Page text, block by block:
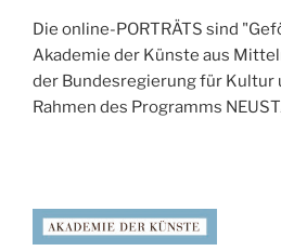
Die online-PORTRÄTS sind
Akademie der Künste aus
der Bundesregierung für Kultur
Rahmen des Programms